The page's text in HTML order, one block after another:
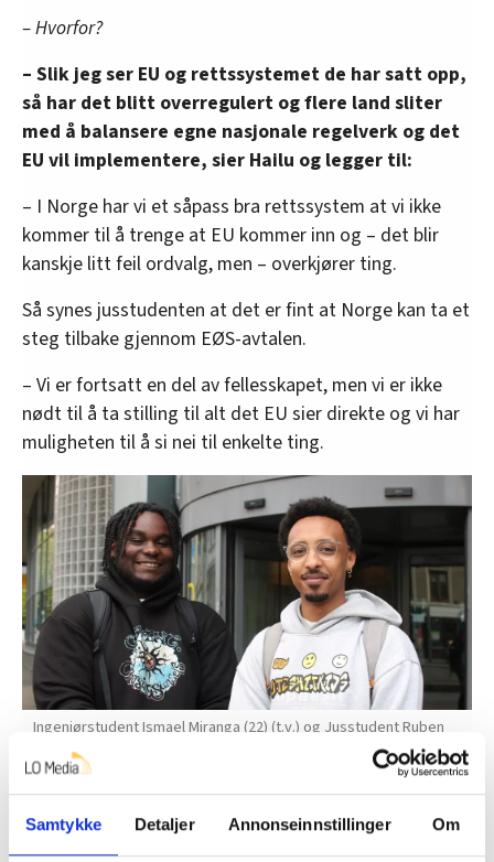
Samtykke Detaljer Annonseinnstillinger Om
– Hvorfor?
– Slik jeg ser EU og rettssystemet de har satt opp,
så har det blitt overregulert og flere land sliter
med å balansere egne nasjonale regelverk og det
EU vil implementere, sier Hailu og legger til:
– I Norge har vi et såpass bra rettssystem at vi ikke
kommer til å trenge at EU kommer inn og – det blir
kanskje litt feil ordvalg, men – overkjører ting.
Så synes jusstudenten at det er fint at Norge kan ta et
steg tilbake gjennom EØS-avtalen.
– Vi er fortsatt en del av fellesskapet, men vi er ikke
nødt til å ta stilling til alt det EU sier direkte og vi har
muligheten til å si nei til enkelte ting.
Ingeniørstudent Ismael Miranga (22) (t.v.) og Jusstudent Ruben
Hailu (25) er begge tydelige i sitt nei-standpunkt.
Linnea Skare Oskarsen / Dagsavisen
Miranga sier han skiftet standpunkt da han gikk på